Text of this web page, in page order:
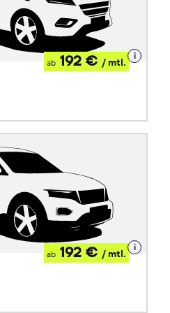
ab 192 € / mtl.
Details
zum
ab 192 € / mtl.
Details
zum